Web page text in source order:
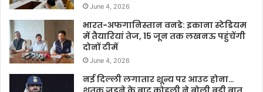
June 4, 2026
भारत-अफगानिस्तान वनडे: इकाना स्टेडियम
में तैयारियां तेज, 15 जून तक लखनऊ पहुंचेंगी
दोनों टीमें
June 4, 2026
नई दिल्ली लगातार शून्य पर आउट होना…